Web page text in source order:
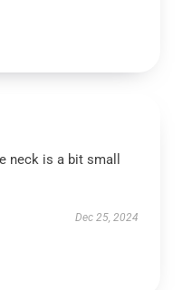
neck is a bit small
Dec 25, 2024